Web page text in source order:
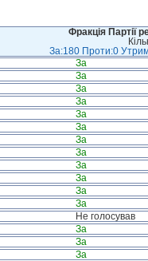
Фракція Партії
За:180 Проти:0
За
За
За
За
За
За
За
За
За
За
За
За
Не голосував
За
За
За